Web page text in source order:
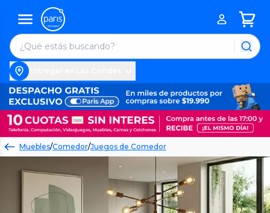
Muebles/Comedor/Juegos de Comedor